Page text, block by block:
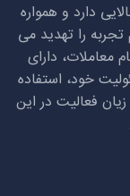
دارد و همواره
را تهدید می
معاملات، دارای
خود، استفاده
فعالیت در این